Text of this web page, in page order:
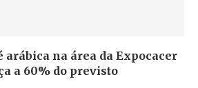
arábica na área da Expocacer
a 60% do previsto